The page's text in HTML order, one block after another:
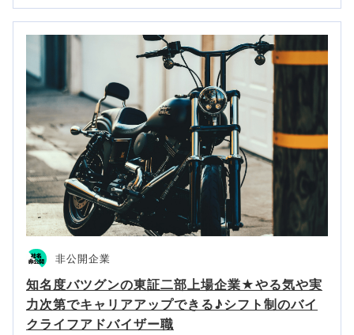
非公開企業
知名度バツグンの東証二部上場企業★やる気や実
力次第でキャリアアップできる♪シフト制のバイ
クライフアドバイザー職